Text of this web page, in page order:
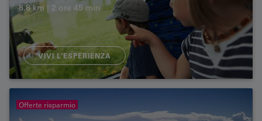
8.8 km | 2 ore 45 min
VIVI L’ESPERIENZA
Offerte risparmio